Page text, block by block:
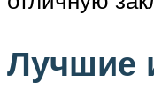
Лучшие